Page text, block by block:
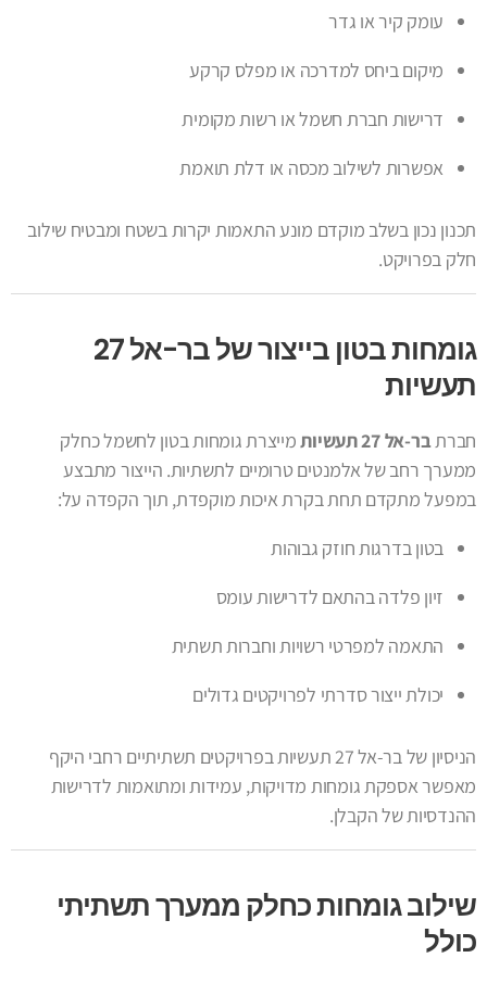
עומק קיר או גדר
מיקום ביחס למדרכה או מפלס קרקע
דרישות חברת חשמל או רשות מקומית
אפשרות לשילוב מכסה או דלת תואמת
תכנון נכון בשלב מוקדם מונע התאמות יקרות בשטח ומבטיח שילוב
חלק בפרויקט.
גומחות בטון בייצור של בר-אל 27
תעשיות
חברתבר-אל 27 תעשיות
מייצרת גומחות בטון לחשמל כחלק
ממערך רחב של אלמנטים טרומיים לתשתיות. הייצור מתבצע
במפעל מתקדם תחת בקרת איכות מוקפדת, תוך הקפדה על:
בטון בדרגות חוזק גבוהות
זיון פלדה בהתאם לדרישות עומס
התאמה למפרטי רשויות וחברות תשתית
יכולת ייצור סדרתי לפרויקטים גדולים
הניסיון של בר-אל 27 תעשיות בפרויקטים תשתיתיים רחבי היקף
מאפשר אספקת גומחות מדויקות, עמידות ומתואמות לדרישות
ההנדסיות של הקבלן.
שילוב גומחות כחלק ממערך תשתיתי
כולל